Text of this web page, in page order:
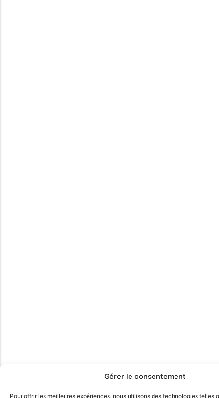
Gérer le consentement
Pour offrir les meilleures expériences, nous utilisons des technologies telles